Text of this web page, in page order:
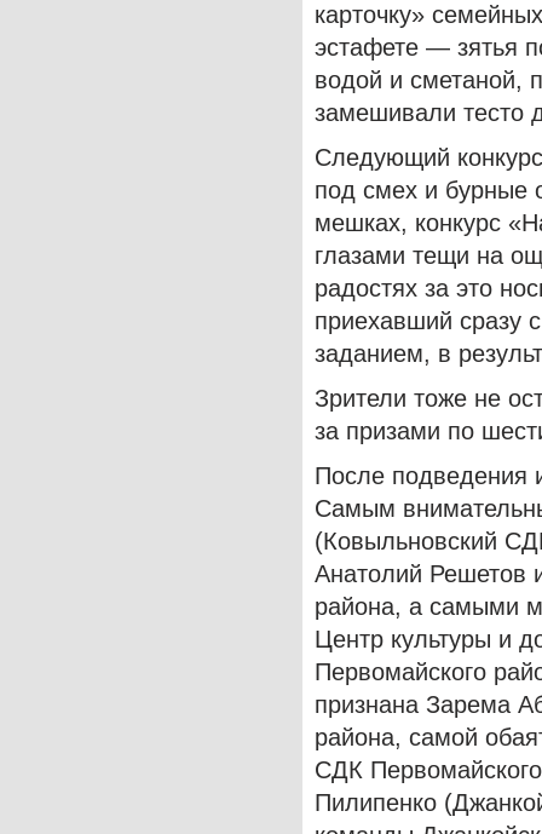
карточку»
эстафете — зятья
водой и сметаной,
замешивали тесто
Следующий
под смех и бурные
мешках, конкурс
глазами тещи на
радостях за это
приехавший сразу
заданием, в
Зрители тоже не
за призами по
После подведения
Самым
(Ковыльновский
Анатолий Решетов
района, а самыми
Центр культуры и
Первомайского
признана Зарема
района, самой
СДК
Пилипенко